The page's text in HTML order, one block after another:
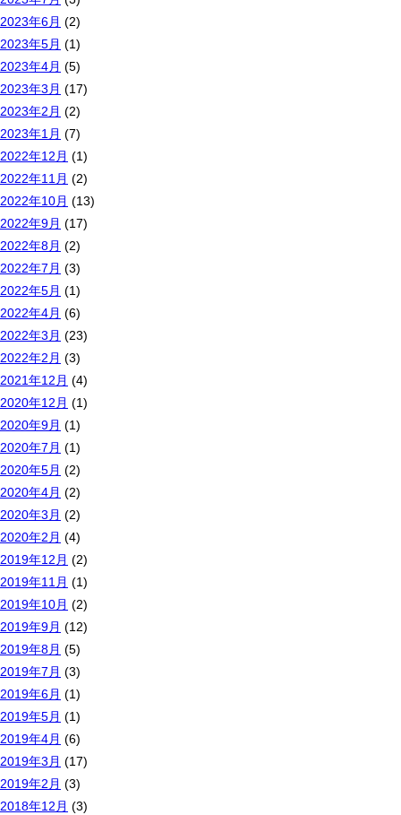
2023年6月 (2)
2023年5月 (1)
2023年4月 (5)
2023年3月 (17)
2023年2月 (2)
2023年1月 (7)
2022年12月 (1)
2022年11月 (2)
2022年10月 (13)
2022年9月 (17)
2022年8月 (2)
2022年7月 (3)
2022年5月 (1)
2022年4月 (6)
2022年3月 (23)
2022年2月 (3)
2021年12月 (4)
2020年12月 (1)
2020年9月 (1)
2020年7月 (1)
2020年5月 (2)
2020年4月 (2)
2020年3月 (2)
2020年2月 (4)
2019年12月 (2)
2019年11月 (1)
2019年10月 (2)
2019年9月 (12)
2019年8月 (5)
2019年7月 (3)
2019年6月 (1)
2019年5月 (1)
2019年4月 (6)
2019年3月 (17)
2019年2月 (3)
2018年12月 (3)